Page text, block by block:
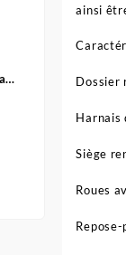
ainsi
Dossier
Harnais
Siège
Roues